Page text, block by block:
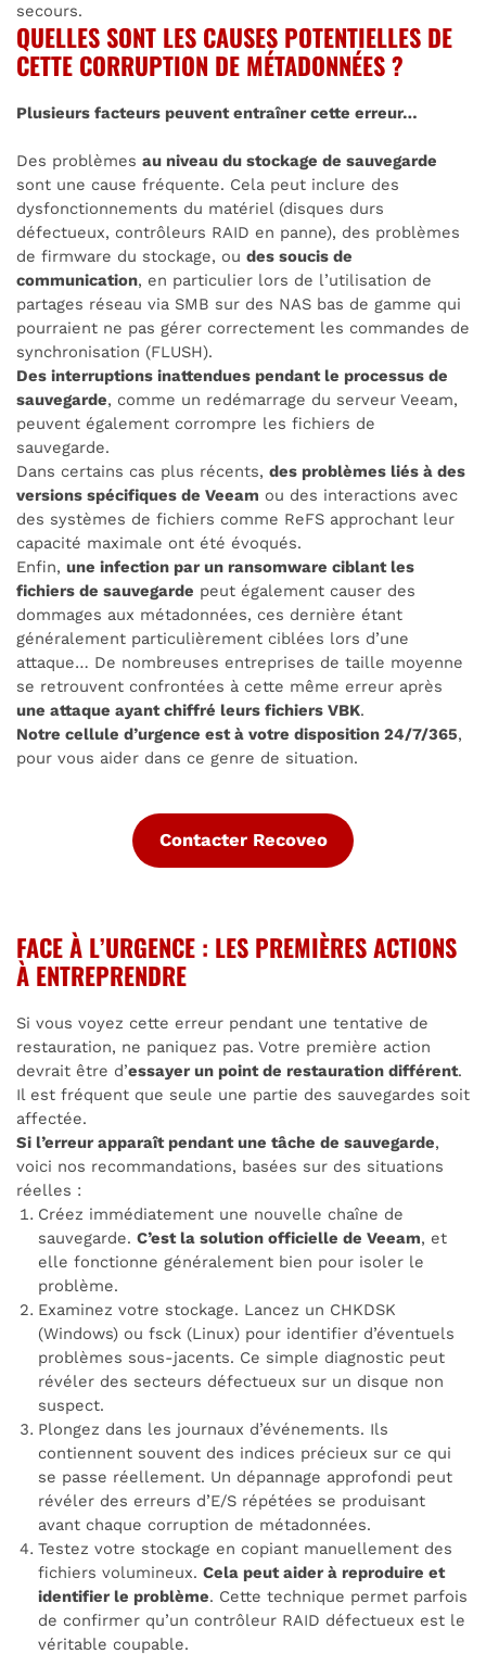
secours.
QUELLES SONT LES CAUSES POTENTIELLES DE
CETTE CORRUPTION DE MÉTADONNÉES ?
Plusieurs facteurs peuvent entraîner cette erreur…
Des problèmes au niveau du stockage de sauvegarde
sont une cause fréquente. Cela peut inclure des
dysfonctionnements du matériel (disques durs
défectueux, contrôleurs RAID en panne), des problèmes
de firmware du stockage, ou des soucis de
communication, en particulier lors de l’utilisation de
partages réseau via SMB sur des NAS bas de gamme qui
pourraient ne pas gérer correctement les commandes de
synchronisation (FLUSH).
Des interruptions inattendues pendant le processus de
sauvegarde, comme un redémarrage du serveur Veeam,
peuvent également corrompre les fichiers de
sauvegarde.
Dans certains cas plus récents, des problèmes liés à des
versions spécifiques de Veeam ou des interactions avec
des systèmes de fichiers comme ReFS approchant leur
capacité maximale ont été évoqués.
Enfin, une infection par un ransomware ciblant les
fichiers de sauvegarde peut également causer des
dommages aux métadonnées, ces dernière étant
généralement particulièrement ciblées lors d’une
attaque… De nombreuses entreprises de taille moyenne
se retrouvent confrontées à cette même erreur après
une attaque ayant chiffré leurs fichiers VBK.
Notre cellule d’urgence est à votre disposition 24/7/365,
pour vous aider dans ce genre de situation.
Contacter Recoveo
FACE À L’URGENCE : LES PREMIÈRES ACTIONS
À ENTREPRENDRE
Si vous voyez cette erreur pendant une tentative de
restauration, ne paniquez pas. Votre première action
devrait être d’essayer un point de restauration différent.
Il est fréquent que seule une partie des sauvegardes soit
affectée.
Si l’erreur apparaît pendant une tâche de sauvegarde,
voici nos recommandations, basées sur des situations
réelles :
Créez immédiatement une nouvelle chaîne de
sauvegarde. C’est la solution officielle de Veeam, et
elle fonctionne généralement bien pour isoler le
problème.
Examinez votre stockage. Lancez un CHKDSK
(Windows) ou fsck (Linux) pour identifier d’éventuels
problèmes sous-jacents. Ce simple diagnostic peut
révéler des secteurs défectueux sur un disque non
suspect.
Plongez dans les journaux d’événements. Ils
contiennent souvent des indices précieux sur ce qui
se passe réellement. Un dépannage approfondi peut
révéler des erreurs d’E/S répétées se produisant
avant chaque corruption de métadonnées.
Testez votre stockage en copiant manuellement des
fichiers volumineux. Cela peut aider à reproduire et
identifier le problème. Cette technique permet parfois
de confirmer qu’un contrôleur RAID défectueux est le
véritable coupable.